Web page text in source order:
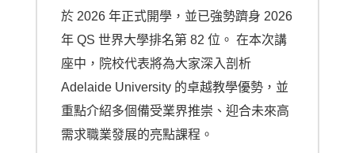
於 2026 年正式開學，並已強勢躋身 2026
年 QS 世界大學排名第 82 位。 在本次講
座中，院校代表將為大家深入剖析
Adelaide University 的卓越教學優勢，並
重點介紹多個備受業界推崇、迎合未來高
需求職業發展的亮點課程。